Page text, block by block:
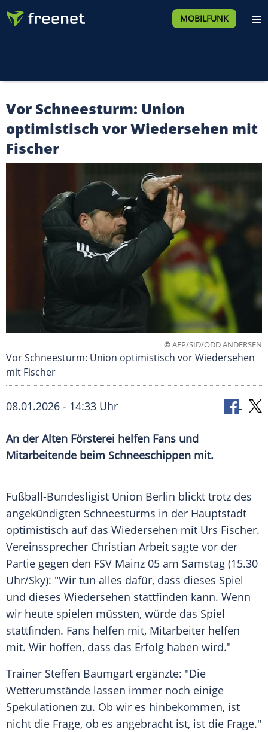
MOBILFUNK
Vor Schneesturm: Union
optimistisch vor Wiedersehen mit
Fischer
©AFP/SID/ODD ANDERSEN
Vor Schneesturm: Union optimistisch vor Wiedersehen
mit Fischer
08.01.2026 - 14:33 Uhr
An der Alten Försterei helfen Fans und
Mitarbeitende beim Schneeschippen mit.
Fußball-Bundesligist Union Berlin blickt trotz des
angekündigten Schneesturms in der Hauptstadt
optimistisch auf das Wiedersehen mit Urs Fischer.
Vereinssprecher Christian Arbeit sagte vor der
Partie gegen den FSV Mainz 05 am Samstag (15.30
Uhr/Sky): "Wir tun alles dafür, dass dieses Spiel
und dieses Wiedersehen stattfinden kann. Wenn
wir heute spielen müssten, würde das Spiel
stattfinden. Fans helfen mit, Mitarbeiter helfen
mit. Wir hoffen, dass das Erfolg haben wird."
Trainer Steffen Baumgart ergänzte: "Die
Wetterumstände lassen immer noch einige
Spekulationen zu. Ob wir es hinbekommen, ist
nicht die Frage, ob es angebracht ist, ist die Frage."